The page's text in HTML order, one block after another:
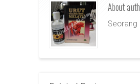
About
Seorang